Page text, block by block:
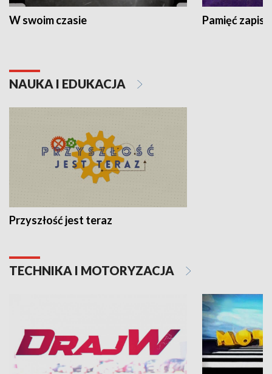
W swoim czasie Pamięć
NAUKA I EDUKACJA
Przyszłość jest teraz
TECHNIKA I MOTORYZACJA